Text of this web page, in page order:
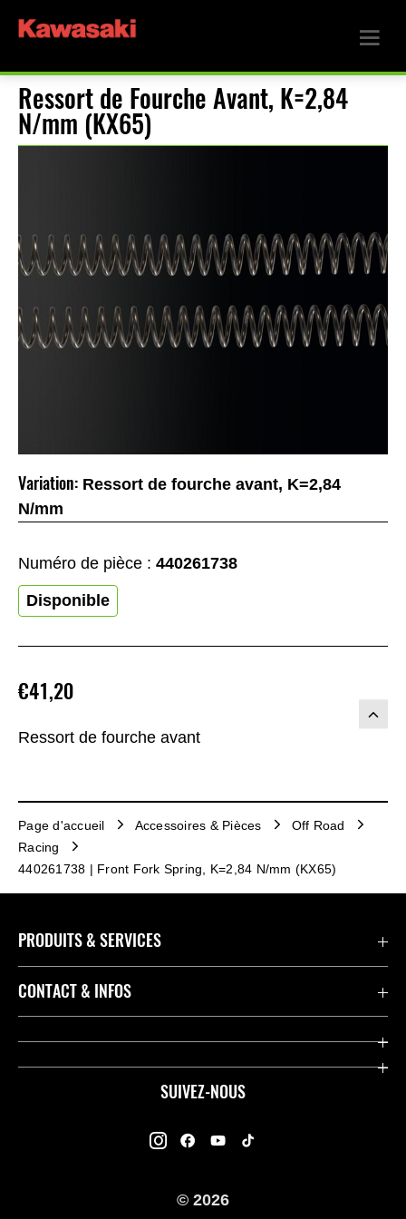
Ressort de Fourche Avant, K=2,84
N/mm (KX65)
Ressort de fourche avant
€41,20
Variation: Ressort de fourche avant, K=2,84
N/mm
Numéro de pièce : 440261738
Disponible
Page d'accueil Accessoires & Pièces
Off Road
Racing
440261738 | Front Fork Spring, K=2,84 N/mm (KX65)
SUIVEZ-NOUS
PRODUITS & SERVICES
Accessoires & Pièces
Concessionnaires
CONTACT & INFOS
Contact
© 2026